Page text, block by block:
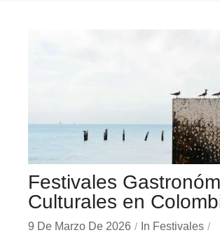
Festivales
Culturales en
9 De Marzo De 2026 In Festivales